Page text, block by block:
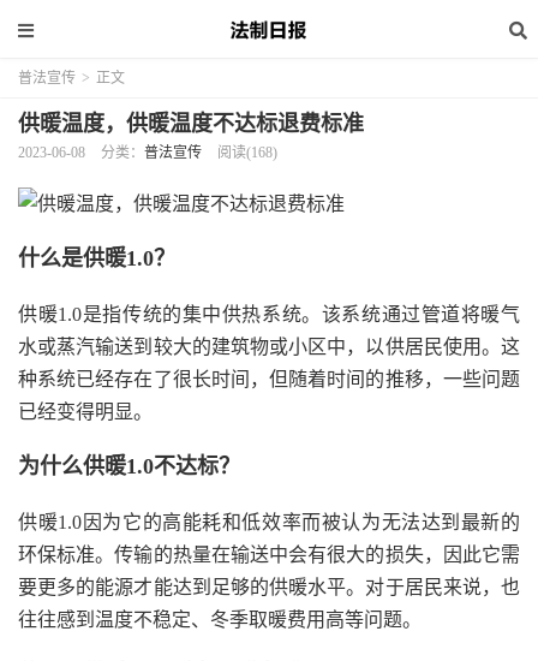
普法宣传 > 正文
供暖温度，供暖温度不达标退费标准
2023-06-08 分类： 普法宣传 阅读(168)
什么是供暖1.0？
供暖1.0是指传统的集中供热系统。该系统通过管道将暖气
水或蒸汽输送到较大的建筑物或小区中，以供居民使用。这
种系统已经存在了很长时间，但随着时间的推移，一些问题
已经变得明显。
为什么供暖1.0不达标？
供暖1.0因为它的高能耗和低效率而被认为无法达到最新的
环保标准。传输的热量在输送中会有很大的损失，因此它需
要更多的能源才能达到足够的供暖水平。对于居民来说，也
往往感到温度不稳定、冬季取暖费用高等问题。